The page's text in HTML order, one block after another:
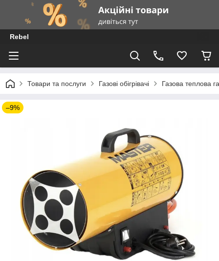
Rebel
Товари та послуги Газові обігрівачі Газова теплова
–9%